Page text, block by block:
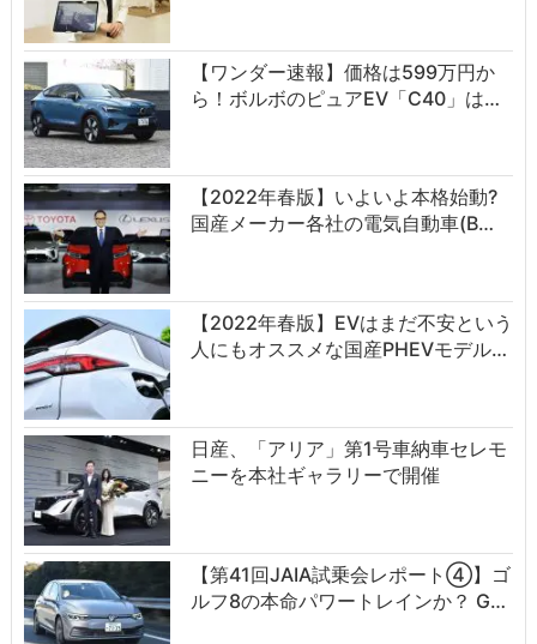
【ワンダー速報】価格は599万円か
ら！ボルボのピュアEV「C40」は…
【2022年春版】いよいよ本格始動?
国産メーカー各社の電気自動車(B…
【2022年春版】EVはまだ不安という
人にもオススメな国産PHEVモデル…
日産、「アリア」第1号車納車セレモ
ニーを本社ギャラリーで開催
【第41回JAIA試乗会レポート④】ゴ
ルフ8の本命パワートレインか？ G…